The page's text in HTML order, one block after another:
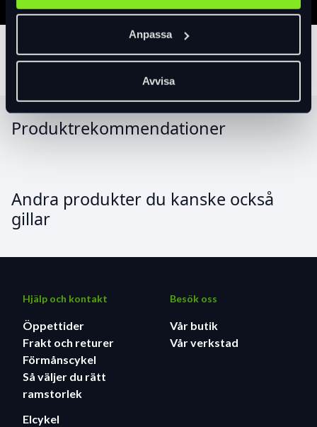
Anpassa
Avvisa
Tillbehör
Produktrekommendationer
Andra produkter du kanske också
gillar
Hjälp och kontakt
Öppettider
Frakt och returer
Förmånscykel
Så väljer du rätt
ramstorlek
Elcykel
Besök oss
Vår butik
Vår verkstad